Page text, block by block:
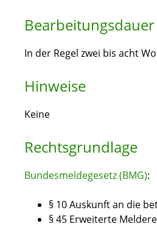
Bearbeitungsdauer
In der Regel zwei bis acht
Hinweise
Keine
Rechtsgrundlage
Bundesmeldegesetz (BMG):
§ 10 Auskunft an die
§ 45 Erweiterte